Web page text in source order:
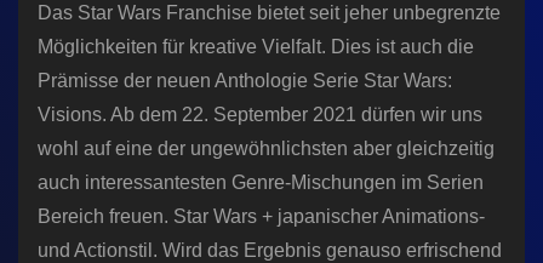
Das Star Wars Franchise bietet seit jeher unbegrenzte
Möglichkeiten für kreative Vielfalt. Dies ist auch die
Prämisse der neuen Anthologie Serie Star Wars:
Visions. Ab dem 22. September 2021 dürfen wir uns
wohl auf eine der ungewöhnlichsten aber gleichzeitig
auch interessantesten Genre-Mischungen im Serien
Bereich freuen. Star Wars + japanischer Animations-
und Actionstil. Wird das Ergebnis genauso erfrischend